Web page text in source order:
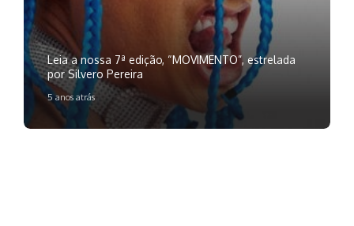
Leia a nossa 7ª edição, “MOVIMENTO”, estrelada
por Silvero Pereira
5 anos atrás